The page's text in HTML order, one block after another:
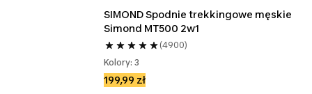
SIMOND Spodnie trekkingowe męskie
(4900)
Kolory: 3
199,99 zł